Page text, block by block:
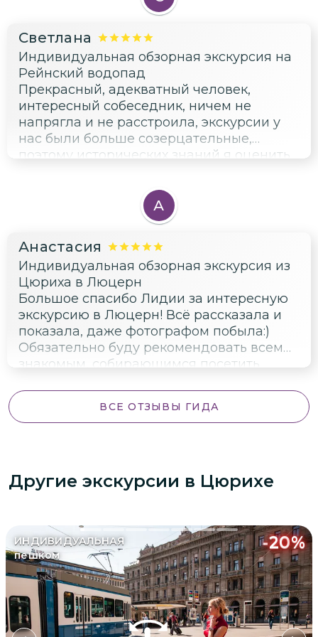
исторические факты о главных
только:). От экскурсии остались
положительные эмоции. Лидия
замечательный, коммуникабельный,
позитивный человек, помогает
полезными советами, знает интересные
фотолокации в городе, ещё хочу
отметить интересный и познавательный
профиль в соцсетях!
Светлана
Индивидуальная обзорная экскурсия на
Рейнский водопад
Прекрасный, адекватный человек,
интересный собеседник, ничем не
напрягла и не расстроила, экскурсии у
нас были больше созерцательные,
поэтому исторических знаний я оценить
А
Анастасия
Индивидуальная обзорная экскурсия из
Цюриха в Люцерн
Большое спасибо Лидии за интересную
экскурсию в Люцерн! Всё рассказала и
показала, даже фотографом побыла:)
Обязательно буду рекомендовать всем
знакомым, собирающимся посетить
ВСЕ ОТЗЫВЫ ГИДА
Другие экскурсии в Цюрихе
ИНДИВИДУАЛЬНАЯ
пешком
-20%